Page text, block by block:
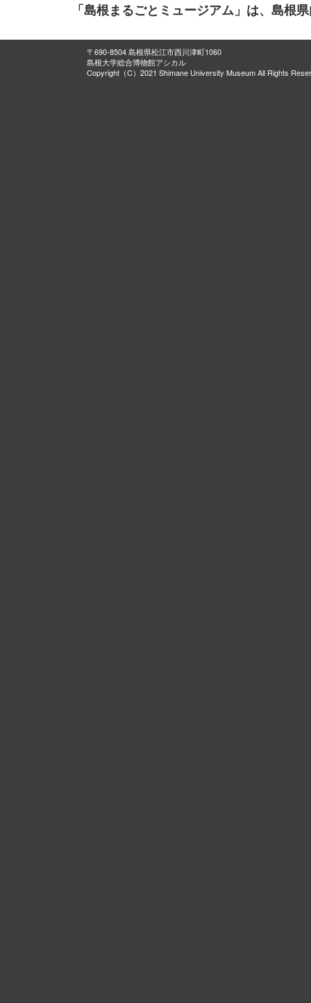
「島根まるごとミュージアム」は、島根
〒690-8504 島根県松江市西川津町1060
島根大学総合博物館アシカル
Copyright（C）2021 Shimane University Museum All Rights